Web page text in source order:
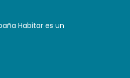
Habitar es un